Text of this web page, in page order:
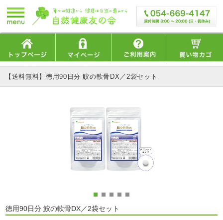
【送料無料】徳用90日分 鮫の軟骨DX／2袋セット
徳用90日分 鮫の軟骨DX／2袋セット